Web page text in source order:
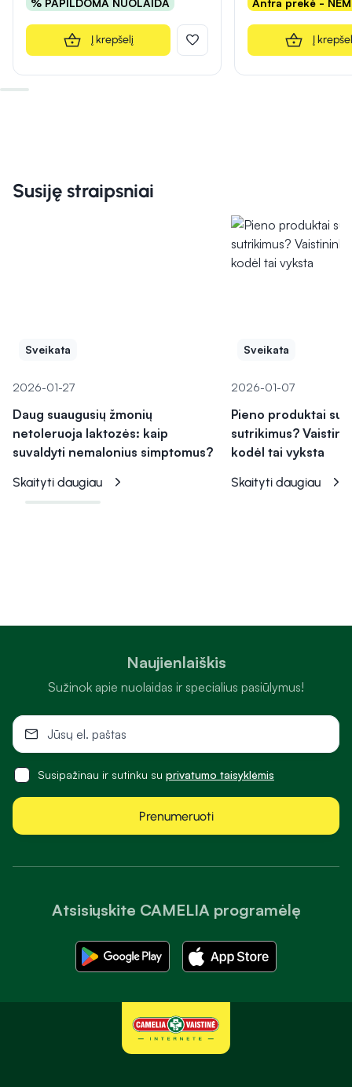
Į krepšelį Į
Susiję straipsniai
Sveikata
2026-01-27
Daug suaugusių žmonių
netoleruoja laktozės: kaip
suvaldyti nemalonius simptomus?
Skaityti daugiau
Sveikata
2026-01-07
Pieno produktai
sutrikimus?
kodėl tai vyksta
Skaityti daugiau
Atsisiųskite CAMELIA programėlę
Naujienlaiškis
Sužinok apie nuolaidas ir specialius pasiūlymus!
Susipažinau ir sutinku su privatumo taisyklėmis
Prenumeruoti